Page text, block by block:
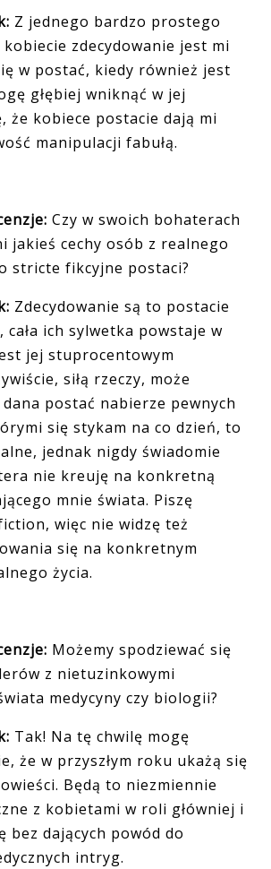
Z jednego bardzo prostego
zdecydowanie jest mi
w postać, kiedy również jest
głębiej wniknąć w jej
że kobiece postacie dają mi
manipulacji fabułą.
Czy w swoich bohaterach
jakieś cechy osób z realnego
stricte fikcyjne postaci?
Zdecydowanie są to postacie
cała ich sylwetka powstaje w
jej stuprocentowym
siłą rzeczy, może
postać nabierze pewnych
się stykam na co dzień, to
jednak nigdy świadomie
nie kreuję na konkretną
mnie świata. Piszę
więc nie widzę też
się na konkretnym
życia.
Możemy spodziewać się
z nietuzinkowymi
medycyny czy biologii?
Tak! Na tę chwilę mogę
że w przyszłym roku ukażą się
Będą to niezmiennie
z kobietami w roli główniej i
bez dających powód do
intryg.